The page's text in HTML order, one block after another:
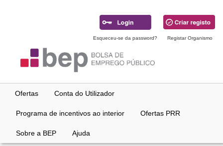
Esqueceu-se da password? Registar Organismo
Ofertas Conta do Utilizador
Programa de incentivos ao interior Ofertas PRR
Sobre a BEP Ajuda